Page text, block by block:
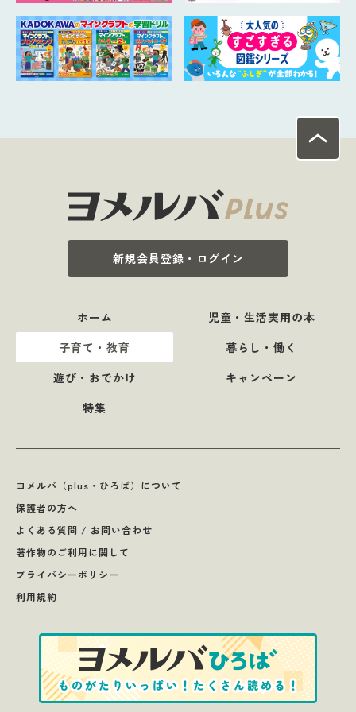
新規会員登録・ログイン
ホーム
児童・生活実用の本
子育て・教育
暮らし・働く
遊び・おでかけ
キャンペーン
特集
ヨメルバ（plus・ひろば）について
保護者の方へ
よくある質問 / お問い合わせ
著作物のご利用に関して
プライバシーポリシー
利用規約